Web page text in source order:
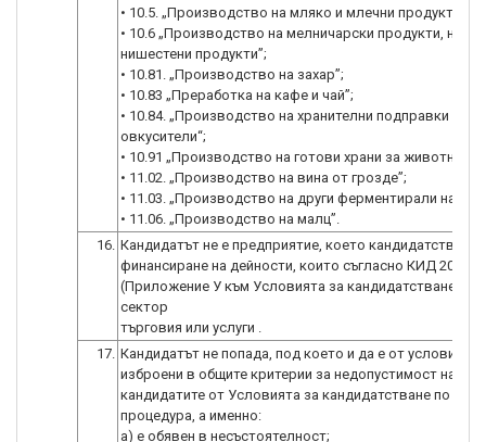
• 10.5. „Производство на мляко и млечни продукти”;
• 10.6 „Производство на мелничарски продукти,
нишестени продукти”;
• 10.81. „Производство на захар”;
• 10.83 „Преработка на кафе и чай”;
• 10.84. „Производство на хранителни подправки и
овкусители“;
• 10.91 „Производство на готови храни за животни”;
• 11.02. „Производство на вина от грозде”;
• 11.03. „Производство на други ферментирали
• 11.06. „Производство на малц”.
16. Кандидатът не е предприятие, което кандидатства за
финансиране на дейности, които съгласно КИД 2008
(Приложение У към Условията за кандидатстване)
сектор
търговия или услуги .
17. Кандидатът не попада, под което и да е от условията,
изброени в общите критерии за недопустимост на
кандидатите от Условията за кандидатстване по
процедура, а именно:
а) е обявен в несъстоятелност;